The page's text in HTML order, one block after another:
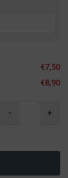
€7,50
€8,90
- +